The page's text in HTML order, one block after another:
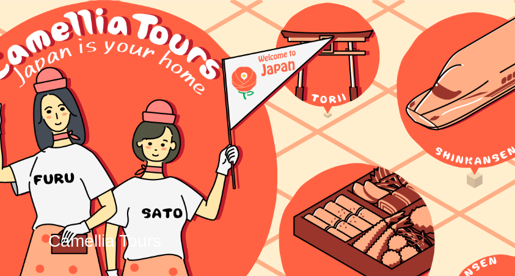
Camellia Tours